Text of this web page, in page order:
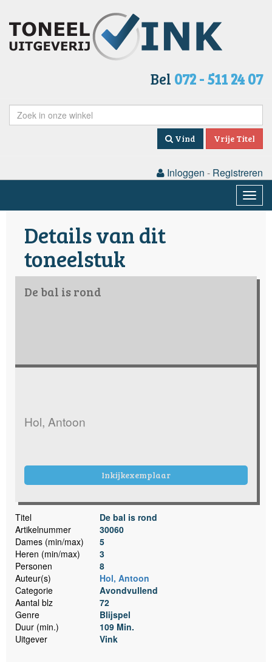
Bel 072 - 511 24 07
Vind Vrije Titel
Inloggen - Registreren
Details van dit
toneelstuk
De bal is rond
Hol, Antoon
Inkijkexemplaar
Titel
De bal is rond
Artikelnummer
30060
Dames (min/max)
5
Heren (min/max)
3
Personen
8
Auteur(s)
Hol, Antoon
Categorie
Avondvullend
Aantal blz
72
Genre
Blijspel
Duur (min.)
109 Min.
Uitgever
Vink